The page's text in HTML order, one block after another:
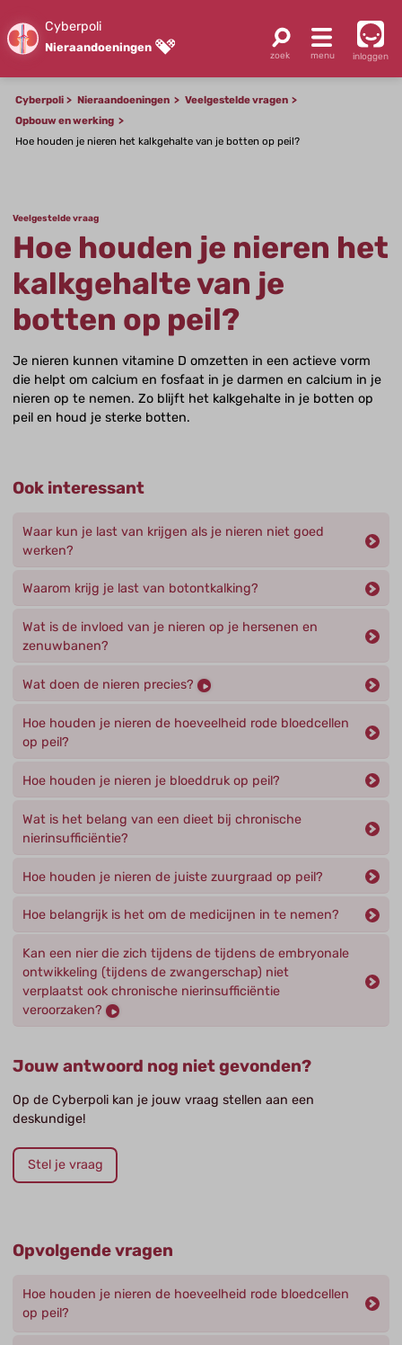
Cyberpoli
Nieraandoeningen
inloggen
Cyberpoli Nieraandoeningen
Veelgestelde vragen
Opbouw en werking
Hoe houden je nieren het kalkgehalte van je botten op peil?
Veelgestelde vraag
Hoe houden je nieren het
kalkgehalte van je
botten op peil?
Je nieren kunnen vitamine D omzetten in een actieve vorm
die helpt om calcium en fosfaat in je darmen en calcium in je
nieren op te nemen. Zo blijft het kalkgehalte in je botten op
peil en houd je sterke botten.
Ook interessant
Waar kun je last van krijgen als je nieren niet goed
werken?
Waarom krijg je last van botontkalking?
Wat is de invloed van je nieren op je hersenen en
zenuwbanen?
Wat doen de nieren precies?
Hoe houden je nieren de hoeveelheid rode bloedcellen
op peil?
Hoe houden je nieren je bloeddruk op peil?
Wat is het belang van een dieet bij chronische
nierinsufficiëntie?
Hoe houden je nieren de juiste zuurgraad op peil?
Hoe belangrijk is het om de medicijnen in te nemen?
Kan een nier die zich tijdens de tijdens de embryonale
ontwikkeling (tijdens de zwangerschap) niet
verplaatst ook chronische nierinsufficiëntie
veroorzaken?
Jouw antwoord nog niet gevonden?
Op de Cyberpoli kan je jouw vraag stellen aan een
deskundige!
Stel je vraag
Opvolgende vragen
Hoe houden je nieren de hoeveelheid rode bloedcellen
op peil?